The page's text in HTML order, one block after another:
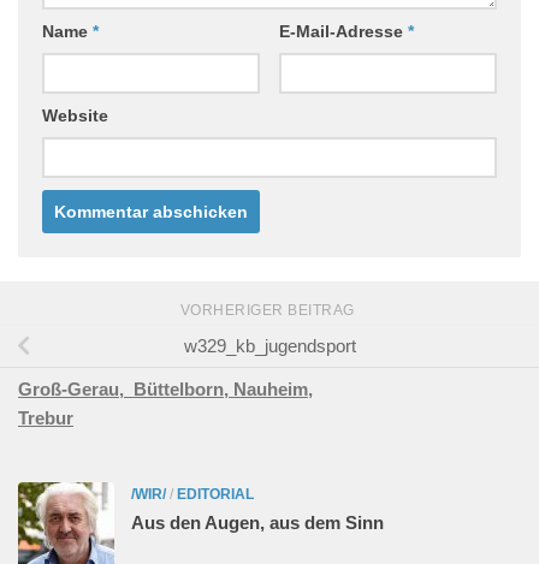
Name * E-Mail-Adresse *
Website
VORHERIGER BEITRAG
w329_kb_jugendsport
Groß-Gerau, Büttelborn, Nauheim,
Trebur
/WIR/ / EDITORIAL
Aus den Augen, aus dem Sinn